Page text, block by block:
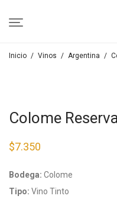
Inicio / Vinos / Argentina /
Colome
$7.350
Bodega: Colome
Tipo: Vino Tinto